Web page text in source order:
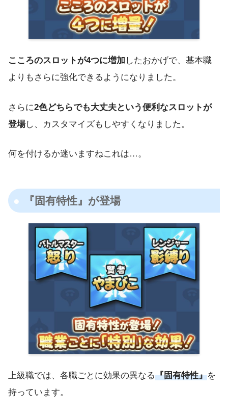
こころのスロットが4つに増加 したおかげで、基本職
よりもさらに強化できるようになりました。
さらに2色どちらでも大丈夫という便利なスロットが
登場し、カスタマイズもしやすくなりました。
何を付けるか迷いますねこれは…。
『固有特性』が登場
上級職では、各職ごとに効果の異なる『固有特性』を
持っています。